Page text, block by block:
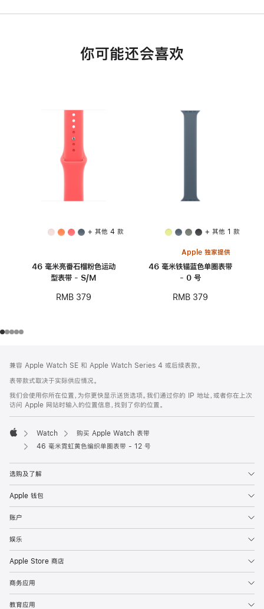
你可能还会喜欢
+ 其他 4 款
46 毫米亮番石榴粉色运动
型表带 - S/M
RMB 379
+ 其他 1 款
Apple 独家提供
46 毫米铁锚蓝色单圈表带
- 0 号
RMB 379
页
页
脚
注
兼容 Apple Watch SE 和 Apple Watch Series 4 或后续表款。
表带款式取决于实际供应情况。
我们会使用你所在位置，为你更快显示送货选项。我们通过你的 IP 地址，或者你在上次
访问 Apple 网站时输入的位置信息，找到了你的位置。
Apple
Watch
购买 Apple Watch 表带
46 毫米霓虹黄色编织单圈表带 - 12 号
选购及了解
Apple 钱包
账户
娱乐
Apple Store 商店
商务应用
教育应用